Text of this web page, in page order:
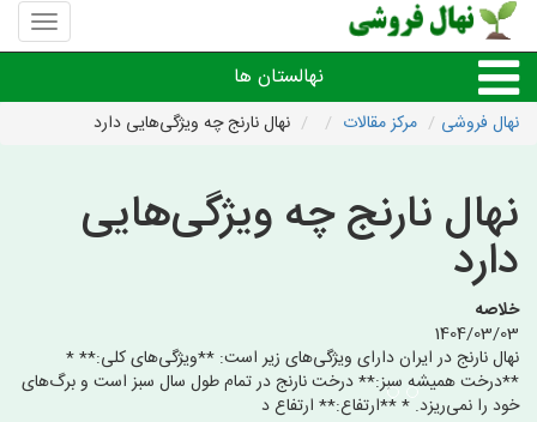
منوی
سایت
فروشی
نهالستان ها
نهال های زینتی،غیرمثمر
نهالستان های شهرها
نهال فروشی مرکز مقالات نهال نارنج چه ویژگی‌هایی دارد
نهال نارنج چه ویژگی‌هایی
دارد
خلاصه
1404/03/03
نهال نارنج در ایران دارای ویژگی‌های زیر است: **ویژگی‌های کلی:** *
**درخت همیشه سبز:** درخت نارنج در تمام طول سال سبز است و برگ‌های
خود را نمی‌ریزد. * **ارتفاع:** ارتفاع د